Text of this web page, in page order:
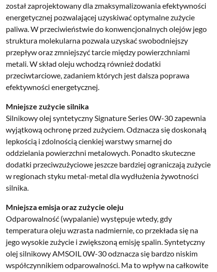
został zaprojektowany dla zmaksymalizowania efektywności
energetycznej pozwalającej uzyskiwać optymalne zużycie
paliwa. W przeciwieństwie do konwencjonalnych olejów jego
struktura molekularna pozwala uzyskać swobodniejszy
przepływ oraz zmniejszyć tarcie między powierzchniami
metali. W skład oleju wchodzą również dodatki
przeciwtarciowe, zadaniem których jest dalsza poprawa
efektywności energetycznej.
Mniejsze zużycie silnika
Silnikowy olej syntetyczny Signature Series 0W-30 zapewnia
wyjątkową ochronę przed zużyciem. Odznacza się doskonałą
lepkością i zdolnością cienkiej warstwy smarnej do
oddzielania powierzchni metalowych. Ponadto skuteczne
dodatki przeciwzużyciowe jeszcze bardziej ograniczają zużycie
w regionach styku metal-metal dla wydłużenia żywotności
silnika.
Mniejsza emisja oraz zużycie oleju
Odparowalność (wypalanie) występuje wtedy, gdy
temperatura oleju wzrasta nadmiernie, co przekłada się na
jego wysokie zużycie i zwiększoną emisję spalin. Syntetyczny
olej silnikowy AMSOIL 0W-30 odznacza się bardzo niskim
współczynnikiem odparowalności. Ma to wpływ na całkowite